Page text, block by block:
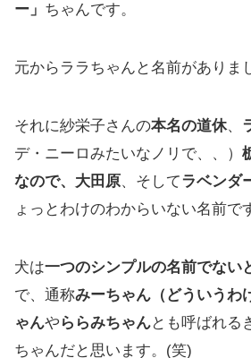
ー」 ちゃんです。
元からララちゃんと名前がありま
それに紗栄子さんの本名の道休、
デ・ニーロみたいなノリで、、）
なので、大田原、そしてラベンダ
ょっとわけのわからいない名前で
犬は一つのシンプルの名前でない
で、通称みーちゃん（どういうわ
ゃんや ららみちゃんとも呼ばれる
ちゃんだと思います。(笑)